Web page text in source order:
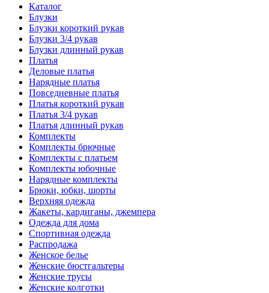
Каталог
Блузки
Блузки короткий рукав
Блузки 3/4 рукав
Блузки длинный рукав
Платья
Деловые платья
Нарядные платья
Повседневные платья
Платья короткий рукав
Платья 3/4 рукав
Платья длинный рукав
Комплекты
Комплекты брючные
Комплекты с платьем
Комплекты юбочные
Нарядные комплекты
Брюки, юбки, шорты
Верхняя одежда
Жакеты, кардиганы, джемпера
Одежда для дома
Спортивная одежда
Распродажа
Женское белье
Женские бюстгальтеры
Женские трусы
Женские колготки